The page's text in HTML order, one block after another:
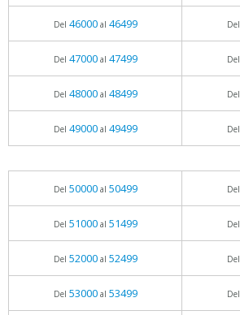
Del 46000al 46499 Del
Del 47000al 47499 Del
Del 48000al 48499 Del
Del 49000al 49499 Del
Del 50000al 50499 Del
Del 51000al 51499 Del
Del 52000al 52499 Del
Del 53000al 53499 Del